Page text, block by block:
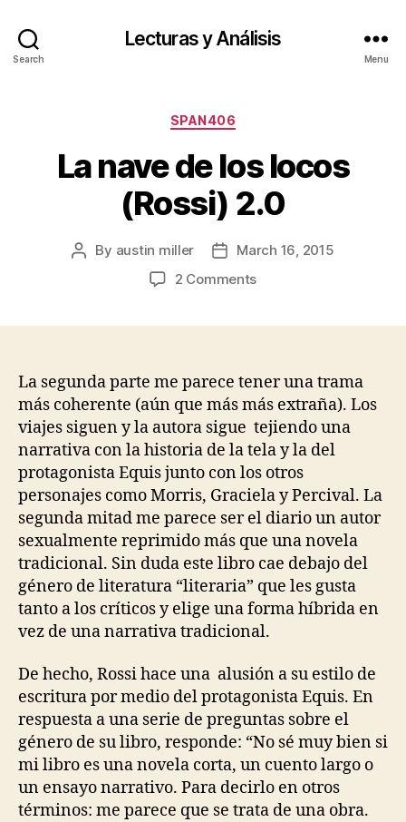
Search
Lecturas y Análisis
Menu
Categories
SPAN406
La nave de los locos
(Rossi) 2.0
Post
By austin miller
PostMarch 16, 2015
2 Commentson
locos
(Rossi)
2.0
La segunda parte me parece tener una trama
más coherente (aún que más más extraña). Los
viajes siguen y la autora sigue tejiendo una
narrativa con la historia de la tela y la del
protagonista Equis junto con los otros
personajes como Morris, Graciela y Percival. La
segunda mitad me parece ser el diario un autor
sexualmente reprimido más que una novela
tradicional. Sin duda este libro cae debajo del
género de literatura “literaria” que les gusta
tanto a los críticos y elige una forma híbrida en
vez de una narrativa tradicional.
De hecho, Rossi hace una alusión a su estilo de
escritura por medio del protagonista Equis. En
respuesta a una serie de preguntas sobre el
género de su libro, responde: “No sé muy bien si
mi libro es una novela corta, un cuento largo o
un ensayo narrativo. Para decirlo en otros
términos: me parece que se trata de una obra.